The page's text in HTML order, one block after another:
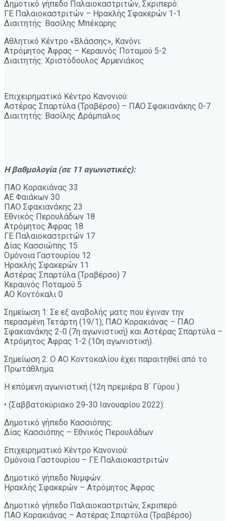
Δημοτικό γήπεδο Παλαιοκαστριτών, Σκριπερό:
ΓΕ Παλαιοκαστριτών – Ηρακλής Σφακερών 1-1
Διαιτητής: Βασίλης Μπέκαρης
Αθλητικό Κέντρο «Βλάσσης», Κανόνι:
Ατρόμητος Άφρας – Κεραυνός Ποταμού 5-2
Διαιτητής: Χριστόδουλος Αρμενιάκος
Επιχειρηματικό Κέντρο Κανονιού:
Αστέρας Σπαρτύλα (Τραβέρσο) – ΠΑΟ Σφακιανάκης 0-7
Διαιτητής: Βασίλης Δράμπαλος
Η βαθμολογία (σε 11 αγωνιστικές):
ΠΑΟ Κορακιάνας 33
ΑΕ Φαιάκων 30
ΠΑΟ Σφακιανάκης 23
Εθνικός Περουλάδων 18
Ατρόμητος Άφρας 18
ΓΕ Παλαιοκαστριτών 17
Δίας Κασσιώπης 15
Ομόνοια Γαστουρίου 12
Ηρακλής Σφακερών 11
Αστέρας Σπαρτύλα (Τραβέρσο) 7
Κεραυνός Ποταμού 5
ΑΟ Κοντόκαλι 0
Σημείωση 1: Σε εξ αναβολής ματς που έγιναν την
περασμένη Τετάρτη (19/1), ΠΑΟ Κορακιάνας – ΠΑΟ
Σφακιανάκης 2-0 (7η αγωνιστική) και Αστέρας Σπαρτύλα –
Ατρόμητος Άφρας 1-2 (10η αγωνιστική).
Σημείωση 2: Ο ΑΟ Κοντοκαλίου έχει παραιτηθεί από το
Πρωτάθλημα.
Η επόμενη αγωνιστική (12η πρεμιέρα Β΄ Γύρου )
• (Σαββατοκύριακο 29-30 Ιανουαρίου 2022):
Δημοτικό γήπεδο Κασσιόπης:
Δίας Κασσιόπης – Εθνικός Περουλάδων
Επιχειρηματικό Κέντρο Κανονιού:
Ομόνοια Γαστουρίου – ΓΕ Παλαιοκαστριτών
Δημοτικό γήπεδο Νυμφών:
Ηρακλής Σφακερών – Ατρόμητος Άφρας
Δημοτικό γήπεδο Παλαιοκαστριτών, Σκριπερό:
ΠΑΟ Κορακιάνας – Αστέρας Σπαρτύλα (Τραβέρσο)